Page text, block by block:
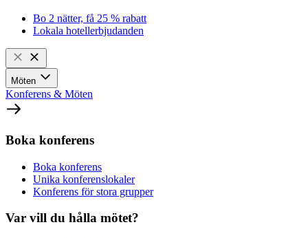
Bo 2 nätter, få 25 % rabatt
Lokala hotellerbjudanden
Möten
Konferens & Möten
Boka konferens
Boka konferens
Unika konferenslokaler
Konferens för stora grupper
Var vill du hålla mötet?